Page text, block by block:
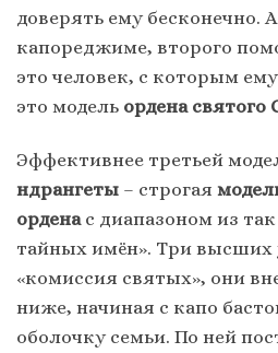
доверять ему бесконечно.
капореджиме, второго
это человек, с которым
это модель ордена святого
Эффективнее третьей
ндрангеты – строгая
ордена с диапазоном из
тайных имён». Три высших
«комиссия святых», они
ниже, начиная с капо
оболочку семьи. По ней